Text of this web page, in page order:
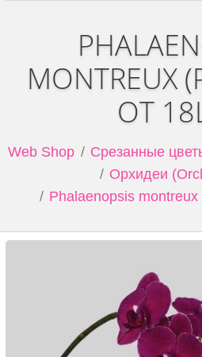
MONTREUX
ОТ
Web Shop
Срезанные
Орхидеи
Phalaenopsis